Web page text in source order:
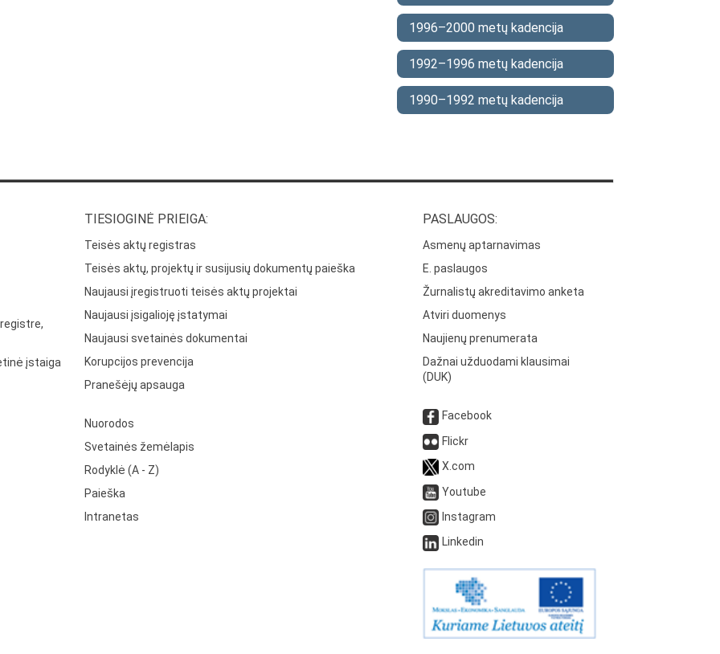
1996–2000 metų kadencija
1992–1996 metų kadencija
1990–1992 metų kadencija
įstaiga
TIESIOGINĖ PRIEIGA:
Teisės aktų registras
Teisės aktų, projektų ir susijusių dokumentų paieška
Naujausi įregistruoti teisės aktų projektai
Naujausi įsigalioję įstatymai
Naujausi svetainės dokumentai
Korupcijos prevencija
Pranešėjų apsauga
Nuorodos
Svetainės žemėlapis
Rodyklė (A - Z)
Paieška
Intranetas
PASLAUGOS:
Asmenų aptarnavimas
E. paslaugos
Žurnalistų akreditavimo anketa
Atviri duomenys
Naujienų prenumerata
Dažnai užduodami klausimai
(DUK)
Facebook
Flickr
X.com
Youtube
Instagram
Linkedin